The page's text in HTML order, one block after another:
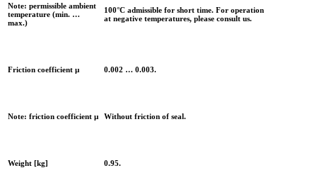
Note: permissible ambient
temperature (min. …
max.)
100°C admissible for short time. For operation
at negative temperatures, please consult us.
Friction coefficient μ 0.002 … 0.003.
Note: friction coefficient μ Without friction of seal.
Weight [kg] 0.95.